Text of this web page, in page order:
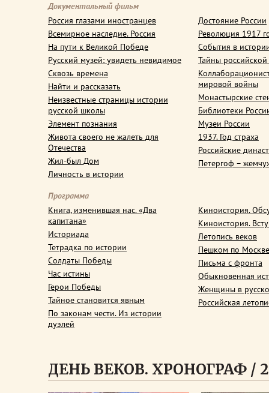
Документальный фильм
Россия глазами иностранцев
Всемирное наследие. Россия
На пути к Великой Победе
Русский музей: увидеть невидимое
Сквозь времена
Найти и рассказать
Неизвестные страницы истории
русской школы
Элемент познания
Живота своего не жалеть для
Отечества
Жил-был Дом
Личность в истории
Достояние России
Революция 1917
События в
Тайны
мировой войны
Монастырские
Библиотеки
Музеи России
1937. Год страха
Российские
Петергоф –
Программа
Книга, изменившая нас. «Два
капитана»
Историада
Тетрадка по истории
Солдаты Победы
Час истины
Герои Победы
Тайное становится явным
По законам чести. Из истории
дуэлей
Киноистория.
Киноистория.
Летопись веков
Пешком по Москве
Письма с фронта
Обыкновенная
Женщины в
Российская
ДЕНЬ ВЕКОВ. ХРОНОГРАФ /